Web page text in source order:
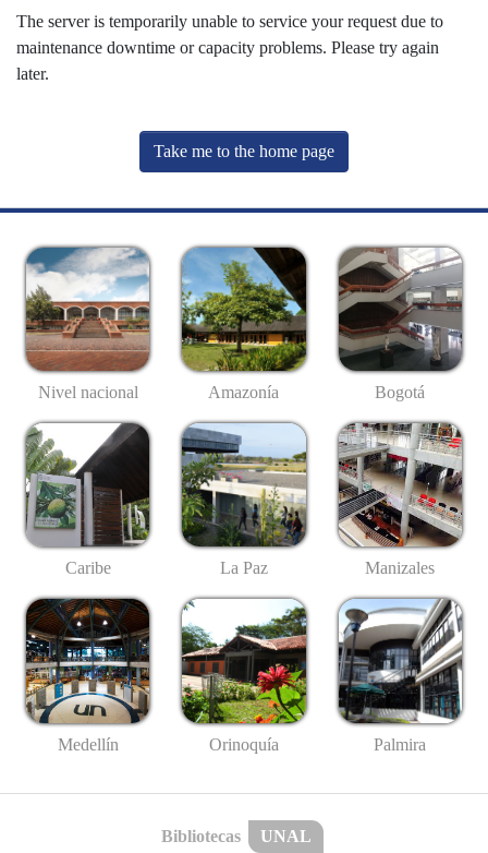
The server is temporarily unable to service your request due to
maintenance downtime or capacity problems. Please try again
later.
Take me to the home page
Nivel nacional Amazonía Bogotá
Caribe La Paz Manizales
Medellín Orinoquía Palmira
Bibliotecas UNAL